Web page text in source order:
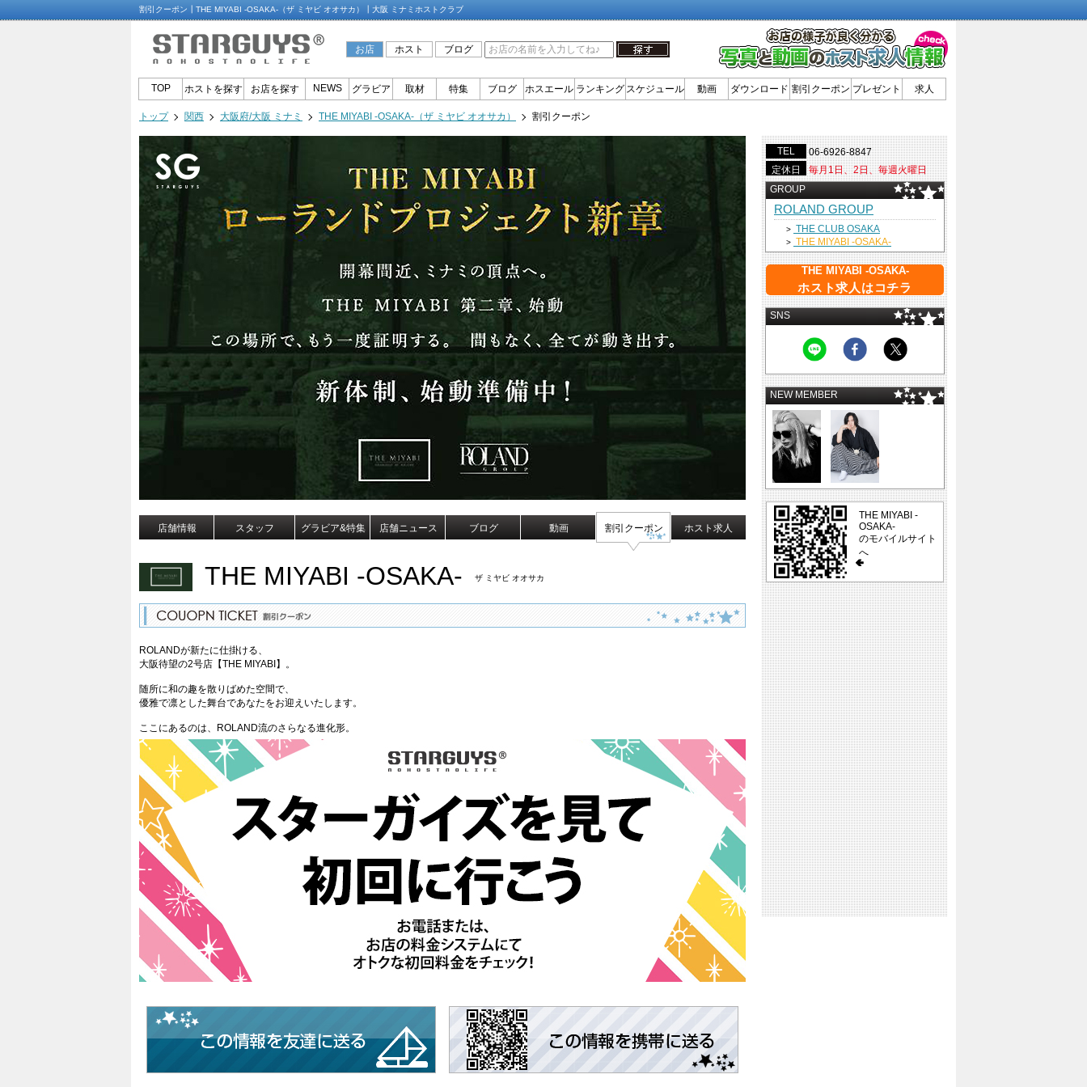
割引クーポン┃THE MIYABI -OSAKA-（ザ ミヤビ オオサカ）┃大阪 ミナミホストクラブ
お店 ホスト ブログ
TOP ホストを探す お店を探す NEWS グラビア 取材 特集 ブログ ホスエール ランキング スケジュール 動画 ダウンロード 割引クーポン プレゼント 求人
トップ 関西 大阪府/大阪 ミナミ THE MIYABI -OSAKA-（ザ ミヤビ オオサカ） 割引クーポン
店舗情報 スタッフ グラビア&特集 店舗ニュース ブログ 動画 割引クーポン ホスト求人
THE MIYABI -OSAKA- ザ ミヤビ オオサカ
ROLANDが新たに仕掛ける、
大阪待望の2号店【THE MIYABI】。
随所に和の趣を散りばめた空間で、
優雅で凛とした舞台であなたをお迎えいたします。
ここにあるのは、ROLAND流のさらなる進化形。
TEL
06-6926-8847
定休日
毎月1日、2日、毎週火曜日
GROUP
ROLAND GROUP
> THE CLUB OSAKA
> THE MIYABI -OSAKA-
THE MIYABI -OSAKA-
ホスト求人はコチラ
SNS
NEW MEMBER
THE MIYABI -
OSAKA-
のモバイルサイト
へ